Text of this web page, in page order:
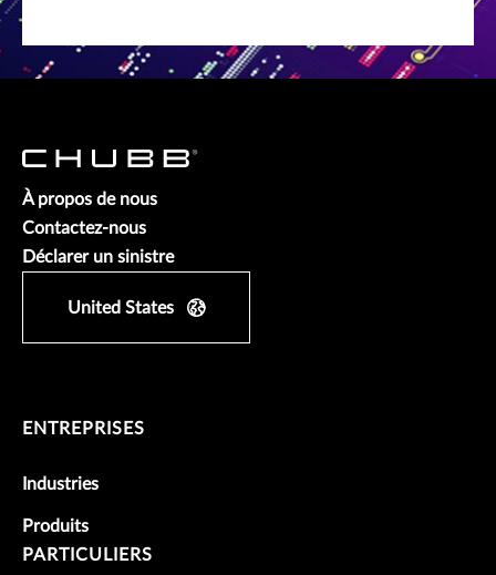
À propos de nous
Contactez-nous
Déclarer un sinistre
United States
ENTREPRISES
Industries
Produits
PARTICULIERS